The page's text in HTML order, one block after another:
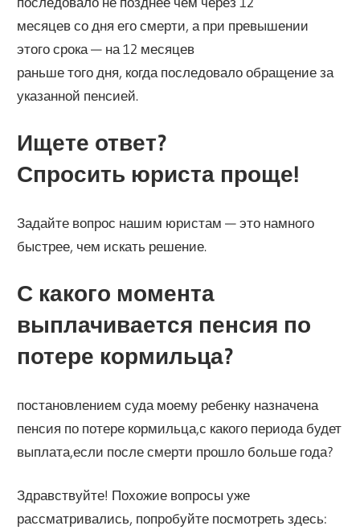
месяцев со дня его смерти, а при превышении
этого срока — на 12 месяцев
раньше того дня, когда последовало обращение за
указанной пенсией.
Ищете ответ?
Спросить юриста проще!
Задайте вопрос нашим юристам — это намного
быстрее, чем искать решение.
С какого момента
выплачивается пенсия по
потере кормильца?
постановлением суда моему ребенку назначена
пенсия по потере кормильца,с какого периода будет
выплата,если после смерти прошло больше года?
Здравствуйте! Похожие вопросы уже
рассматривались, попробуйте посмотреть здесь: